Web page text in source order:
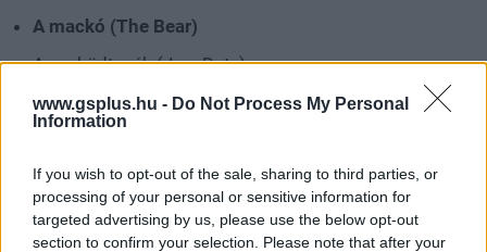
www.gsplus.hu - Do Not Process My Personal
Information
If you wish to opt-out of the sale, sharing to third parties, or
processing of your personal or sensitive information for
targeted advertising by us, please use the below opt-out
section to confirm your selection. Please note that after your
A mackó (The Bear)
Az esküdtszék (Jury Duty)
Gyilkos a házban (Only Murders in the Building)
Legjobb minisorozat vagy antológiasorozat
A láthatatlan fény (All the Light We Cannot See)